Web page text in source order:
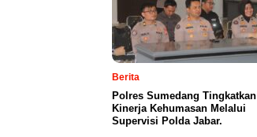
Berita
Polres Sumedang Tingkatkan
Kinerja Kehumasan Melalui
Supervisi Polda Jabar.